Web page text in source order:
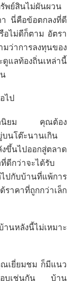
พย์สินไม่ผันผวน
า นี่คือข้อตกลงที่ดี
ไม่ดีก็ตาม อัตรา
ว่าการลงทุนของ
ลท้องถิ่นเหล่านี้
ไป
อดนิยม คุณต้อง
บนโต๊ะนานเกิน
ขึ้นไปออกสู่ตลาด
ดีกว่าจะได้รับ
ปกับบ้านที่แพ้การ
าคาที่ถูกกว่าเล็ก
หลังนี้ไม่เหมาะ
เยี่ยมชม ก็มีแนว
อบเช่นกัน บ้าน